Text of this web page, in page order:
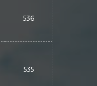
536
535